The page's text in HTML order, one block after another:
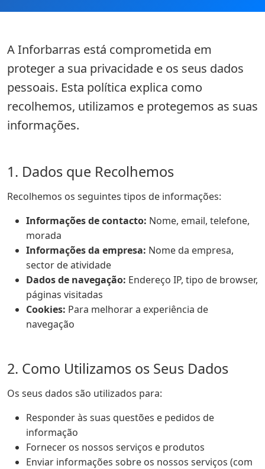
A Inforbarras está comprometida em
proteger a sua privacidade e os seus dados
pessoais. Esta política explica como
recolhemos, utilizamos e protegemos as suas
informações.
1. Dados que Recolhemos
Recolhemos os seguintes tipos de informações:
Informações de contacto: Nome, email, telefone,
morada
Informações da empresa: Nome da empresa,
sector de atividade
Dados de navegação: Endereço IP, tipo de browser,
páginas visitadas
Cookies: Para melhorar a experiência de
navegação
2. Como Utilizamos os Seus Dados
Os seus dados são utilizados para:
Responder às suas questões e pedidos de
informação
Fornecer os nossos serviços e produtos
Enviar informações sobre os nossos serviços (com